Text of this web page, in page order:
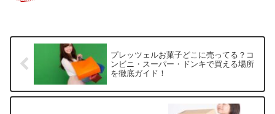
プレッツェルお菓子どこに売ってる？コ
ンビニ・スーパー・ドンキで買える場所
を徹底ガイド！